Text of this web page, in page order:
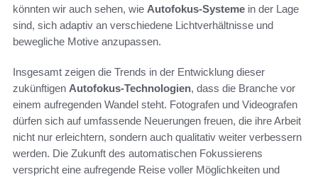
könnten wir auch sehen, wie Autofokus-Systeme in der Lage
sind, sich adaptiv an verschiedene Lichtverhältnisse und
bewegliche Motive anzupassen.
Insgesamt zeigen die Trends in der Entwicklung dieser
zukünftigen Autofokus-Technologien, dass die Branche vor
einem aufregenden Wandel steht. Fotografen und Videografen
dürfen sich auf umfassende Neuerungen freuen, die ihre Arbeit
nicht nur erleichtern, sondern auch qualitativ weiter verbessern
werden. Die Zukunft des automatischen Fokussierens
verspricht eine aufregende Reise voller Möglichkeiten und